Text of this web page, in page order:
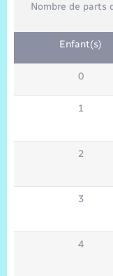
Nombre de
Enfant(s)
0
1
2
3
4